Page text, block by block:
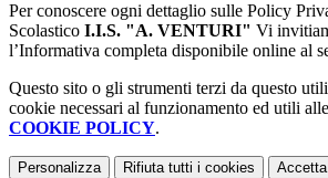
Per conoscere ogni dettaglio sulle Policy
Scolastico I.I.S. "A. VENTURI" Vi
l’Informativa completa disponibile online al
Questo sito o gli strumenti terzi da questo
cookie necessari al funzionamento ed utili
COOKIE POLICY.
Personalizza Rifiuta tutti i cookies